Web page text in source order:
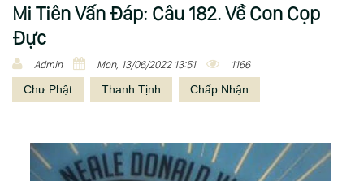
Mi Tiên Vấn Ðáp: Câu 182. Về Con Cọp
Đực
Admin Mon, 13/06/2022 13:51 1166
Chư Phật Thanh Tịnh Chấp Nhận